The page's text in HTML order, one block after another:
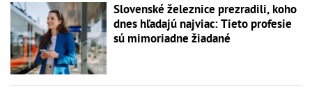
Slovenské železnice prezradili, koho
dnes hľadajú najviac: Tieto profesie
sú mimoriadne žiadané